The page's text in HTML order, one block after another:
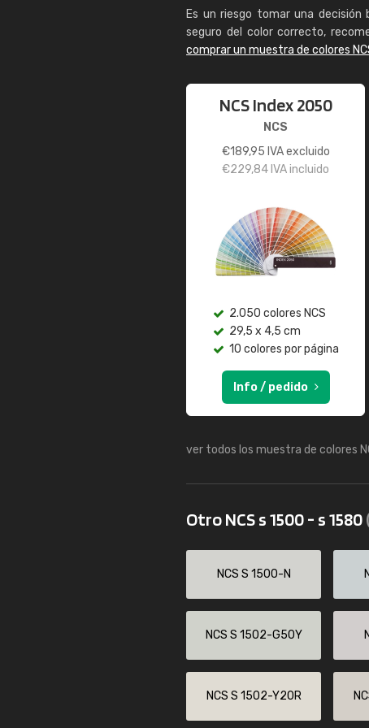
Es un riesgo tomar una
seguro del color correcto,
comprar un muestra de colores
NCS Index 2050
NCS
€189,95 IVA excluido
€229,84 IVA incluido
2.050 colores NCS
29,5 x 4,5 cm
10 colores por página
Info / pedido
ver todos los muestra de colores
Otro NCS s 1500 - s 1580
NCS S 1500-N
NCS S 1502-G50Y
NCS S 1502-Y20R